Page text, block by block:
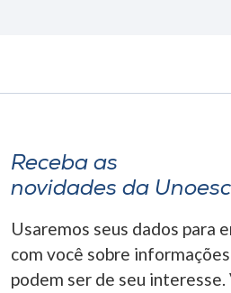
Receba as
novidades da Unoesc
Usaremos seus dados para
com você sobre
podem ser de seu interesse.